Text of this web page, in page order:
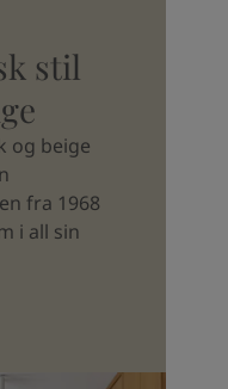
stil
og beige
fra 1968
i all sin